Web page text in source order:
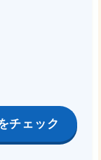
チェック